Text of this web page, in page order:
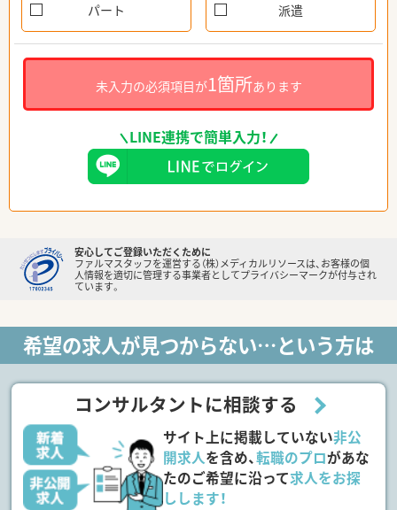
パート 派遣
未入力の必須項目が1箇所あります
LINE連携で簡単入力！
安心してご登録いただくために
ファルマスタッフを運営する（株）メディカルリソースは、お客様の個
人情報を適切に管理する事業者としてプライバシーマークが付与され
ています。
希望の求人が見つからない…という方は
コンサルタントに相談する
サイト上に掲載していない非公
開求人を含め、転職のプロがあな
たのご希望に沿って求人をお探
しします！